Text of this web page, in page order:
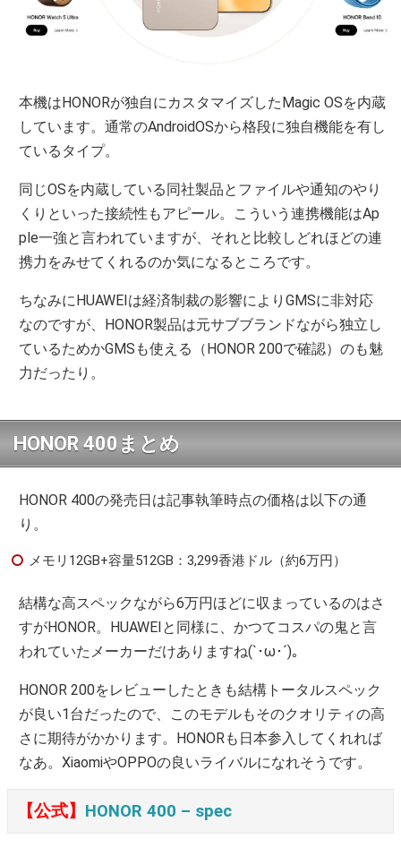
本機はHONORが独自にカスタマイズしたMagic OSを内蔵
しています。通常のAndroidOSから格段に独自機能を有し
ているタイプ。
同じOSを内蔵している同社製品とファイルや通知のやり
くりといった接続性もアピール。こういう連携機能はAp
ple一強と言われていますが、それと比較しどれほどの連
携力をみせてくれるのか気になるところです。
ちなみにHUAWEIは経済制裁の影響によりGMSに非対応
なのですが、HONOR製品は元サブブランドながら独立し
ているためかGMSも使える（HONOR 200で確認）のも魅
力だったり。
HONOR 400まとめ
HONOR 400の発売日は記事執筆時点の価格は以下の通
り。
メモリ12GB+容量512GB：3,299香港ドル（約6万円）
結構な高スペックながら6万円ほどに収まっているのはさ
すがHONOR。HUAWEIと同様に、かつてコスパの鬼と言
われていたメーカーだけありますね(`･ω･´)。
HONOR 200をレビューしたときも結構トータルスペック
が良い1台だったので、このモデルもそのクオリティの高
さに期待がかかります。HONORも日本参入してくれれば
なあ。XiaomiやOPPOの良いライバルになれそうです。
【公式】 HONOR 400 – spec